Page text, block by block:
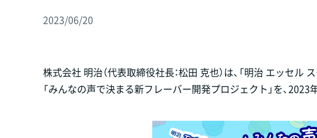
2023/06/20
株式会社 明治（代表取締役社長：松田 克也）は、「明治 エッセ
「みんなの声で決まる新フレーバー開発プロジェクト」を、2023